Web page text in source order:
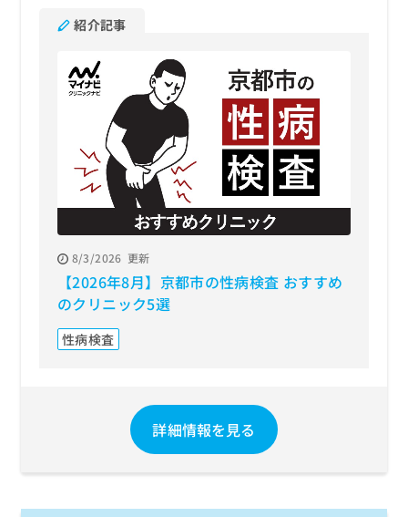
紹介記事
8/3/2026 更新
【2026年8月】京都市の性病検査 おすすめ
のクリニック5選
性病検査
詳細情報を見る